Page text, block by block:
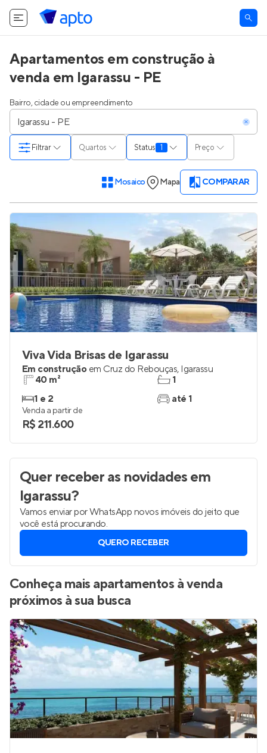
Apartamentos em construção à
venda em Igarassu - PE
Bairro, cidade ou empreendimento
Quartos Status 1 Preço
Filtrar
Mosaico Mapa COMPARAR
Viva Vida Brisas de Igarassu
Em construção em Cruz do Rebouças, Igarassu
40 m²
1 e 2
1
até 1
Venda a partir de
R$ 211.600
Quer receber as novidadesem
Igarassu?
Vamos enviar por WhatsApp novos imóveis do jeito que
você está procurando.
QUERO RECEBER
Conheça mais apartamentos à venda
próximos à sua busca